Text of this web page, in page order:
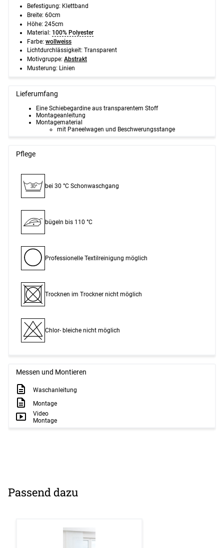
Befestigung: Klettband
Breite: 60cm
Höhe: 245cm
Material: 100% Polyester
Farbe: wollweiss
Lichtdurchlässigkeit: Transparent
Motivgruppe: Abstrakt
Musterung: Linien
Lieferumfang
Eine Schiebegardine aus transparentem Stoff
Montageanleitung
Montagematerial
mit Paneelwagen und Beschwerungsstange
Pflege
30° bei 30 °C Schon­waschgang
bügeln bis 110 °C
Professionelle Textilreinigung möglich
Trocknen im Trockner nicht möglich
Chlor- bleiche nicht möglich
Messen und Montieren
Waschanleitung
Montage
Video
Montage
Passend dazu